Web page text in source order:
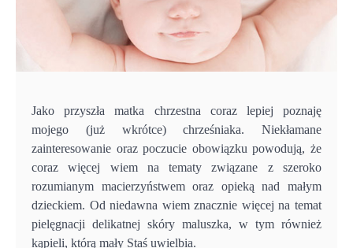
Jako przyszła matka chrzestna coraz lepiej poznaję
mojego (już wkrótce) chrześniaka. Niekłamane
zainteresowanie oraz poczucie obowiązku powodują, że
coraz więcej wiem na tematy związane z szeroko
rozumianym macierzyństwem oraz opieką nad małym
dzieckiem. Od niedawna wiem znacznie więcej na temat
pielęgnacji delikatnej skóry maluszka, w tym również
kąpieli, którą mały Staś uwielbia.